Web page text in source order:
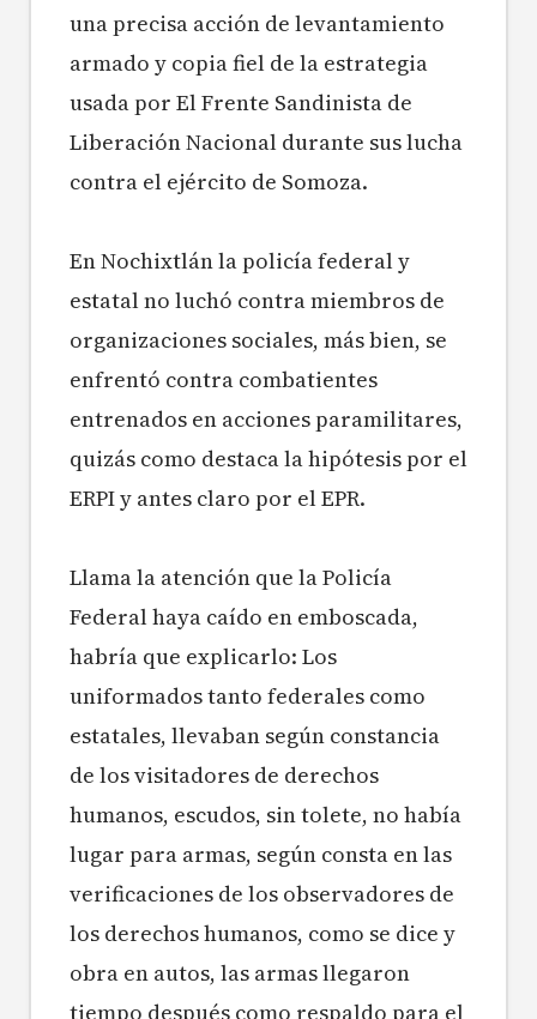
una precisa acción de levantamiento
armado y copia fiel de la estrategia
usada por El Frente Sandinista de
Liberación Nacional durante sus lucha
contra el ejército de Somoza.
En Nochixtlán la policía federal y
estatal no luchó contra miembros de
organizaciones sociales, más bien, se
enfrentó contra combatientes
entrenados en acciones paramilitares,
quizás como destaca la hipótesis por el
ERPI y antes claro por el EPR.
Llama la atención que la Policía
Federal haya caído en emboscada,
habría que explicarlo: Los
uniformados tanto federales como
estatales, llevaban según constancia
de los visitadores de derechos
humanos, escudos, sin tolete, no había
lugar para armas, según consta en las
verificaciones de los observadores de
los derechos humanos, como se dice y
obra en autos, las armas llegaron
tiempo después como respaldo para el